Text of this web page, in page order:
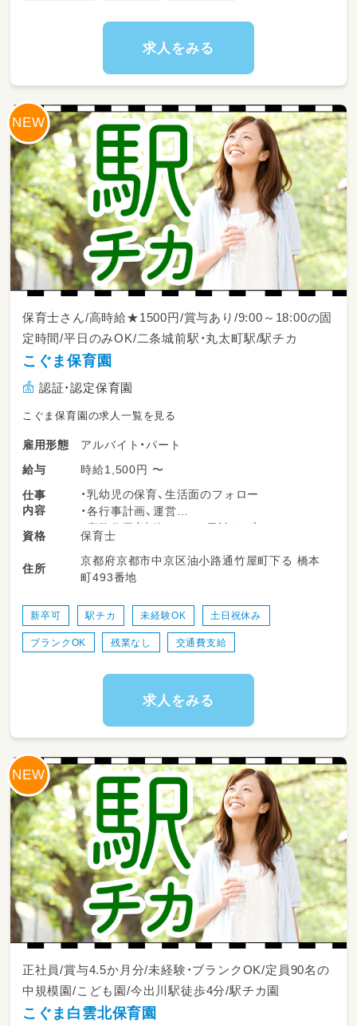
「先生が楽しいから子どもも楽しい」という考え
求人をみる
保育士さん/高時給★1500円/賞与あり/9:00～18:00の固
定時間/平日のみOK/二条城前駅・丸太町駅/駅チカ
こぐま保育園
認証・認定保育園
こぐま保育園の求人一覧を見る
雇用形態
アルバイト・パート
給与
時給1,500円 〜
仕事
内容
・乳幼児の保育、生活面のフォロー
・各行事計画、運営
・事務作業（連絡ノート、日誌など）
・保護者対応
・遊び（工作、散歩、お絵かき、音楽など）
・雑務（清掃など）
新人の先生には、サポートする先生がつくよう
制度を設けているので安心してお仕事を覚えら
れます！
「先生が楽しいから子どもも楽しい」という考え
資格 保育士
住所
京都府京都市中京区油小路通竹屋町下る 橋本
町493番地
新卒可 駅チカ 未経験OK 土日祝休み
ブランクOK 残業なし 交通費支給
求人をみる
正社員/賞与4.5か月分/未経験・ブランクOK/定員90名の
中規模園/こども園/今出川駅徒歩4分/駅チカ園
こぐま白雲北保育園